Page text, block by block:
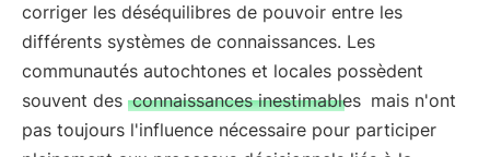
corriger les déséquilibres de pouvoir entre les
différents systèmes de connaissances. Les
communautés autochtones et locales possèdent
souvent des connaissances inestimables mais n'ont
pas toujours l'influence nécessaire pour participer